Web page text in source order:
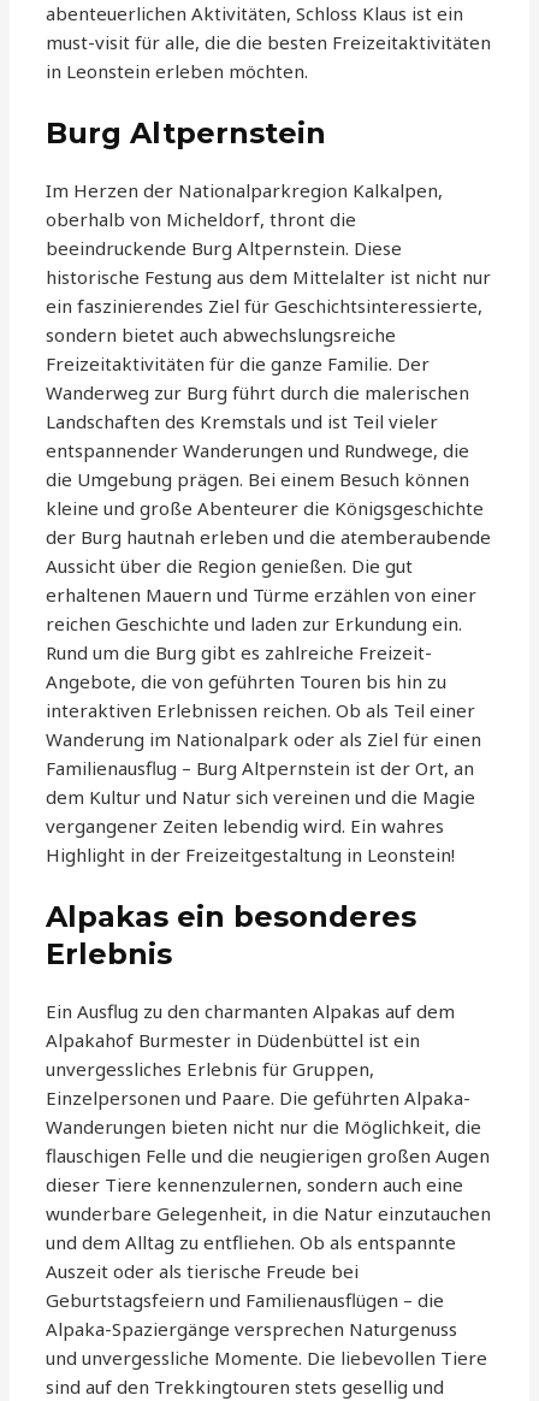
abenteuerlichen Aktivitäten, Schloss Klaus ist ein
must-visit für alle, die die besten Freizeitaktivitäten
in Leonstein erleben möchten.
Burg Altpernstein
Im Herzen der Nationalparkregion Kalkalpen,
oberhalb von Micheldorf, thront die
beeindruckende Burg Altpernstein. Diese
historische Festung aus dem Mittelalter ist nicht nur
ein faszinierendes Ziel für Geschichtsinteressierte,
sondern bietet auch abwechslungsreiche
Freizeitaktivitäten für die ganze Familie. Der
Wanderweg zur Burg führt durch die malerischen
Landschaften des Kremstals und ist Teil vieler
entspannender Wanderungen und Rundwege, die
die Umgebung prägen. Bei einem Besuch können
kleine und große Abenteurer die Königsgeschichte
der Burg hautnah erleben und die atemberaubende
Aussicht über die Region genießen. Die gut
erhaltenen Mauern und Türme erzählen von einer
reichen Geschichte und laden zur Erkundung ein.
Rund um die Burg gibt es zahlreiche Freizeit-
Angebote, die von geführten Touren bis hin zu
interaktiven Erlebnissen reichen. Ob als Teil einer
Wanderung im Nationalpark oder als Ziel für einen
Familienausflug – Burg Altpernstein ist der Ort, an
dem Kultur und Natur sich vereinen und die Magie
vergangener Zeiten lebendig wird. Ein wahres
Highlight in der Freizeitgestaltung in Leonstein!
Alpakas ein besonderes
Erlebnis
Ein Ausflug zu den charmanten Alpakas auf dem
Alpakahof Burmester in Düdenbüttel ist ein
unvergessliches Erlebnis für Gruppen,
Einzelpersonen und Paare. Die geführten Alpaka-
Wanderungen bieten nicht nur die Möglichkeit, die
flauschigen Felle und die neugierigen großen Augen
dieser Tiere kennenzulernen, sondern auch eine
wunderbare Gelegenheit, in die Natur einzutauchen
und dem Alltag zu entfliehen. Ob als entspannte
Auszeit oder als tierische Freude bei
Geburtstagsfeiern und Familienausflügen – die
Alpaka-Spaziergänge versprechen Naturgenuss
und unvergessliche Momente. Die liebevollen Tiere
sind auf den Trekkingtouren stets gesellig und